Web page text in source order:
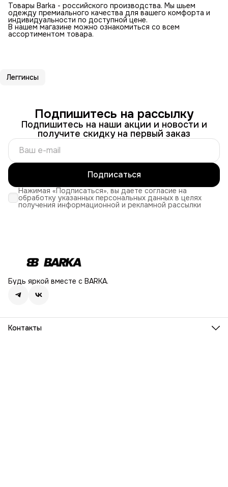
Товары Barka - российского производства. Мы шьем
одежду премиального качества для вашего комфорта и
индивидуальности по доступной цене.
В нашем магазине можно ознакомиться со всем
ассортиментом товара.
Леггинсы
Подпишитесь на рассылку
Подпишитесь на наши акции и новости и
получите скидку на первый заказ
Подписаться
Нажимая «Подписаться», вы даете согласие на
обработку указанных персональных данных в целях
получения информационной и рекламной рассылки
Будь яркой вместе с BARKA.
Контакты